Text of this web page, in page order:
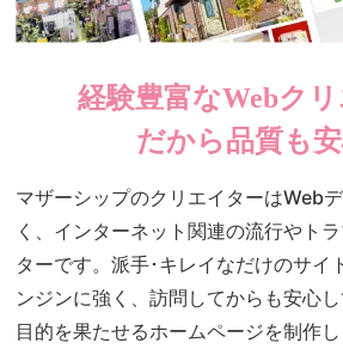
経験豊富なWebク
だから品質も安
マザーシップのクリエイターはWeb
く、インターネット関連の流行やト
ターです。派手･キレイなだけのサイ
ンジンに強く、訪問してからも安心
目的を果たせるホームページを制作